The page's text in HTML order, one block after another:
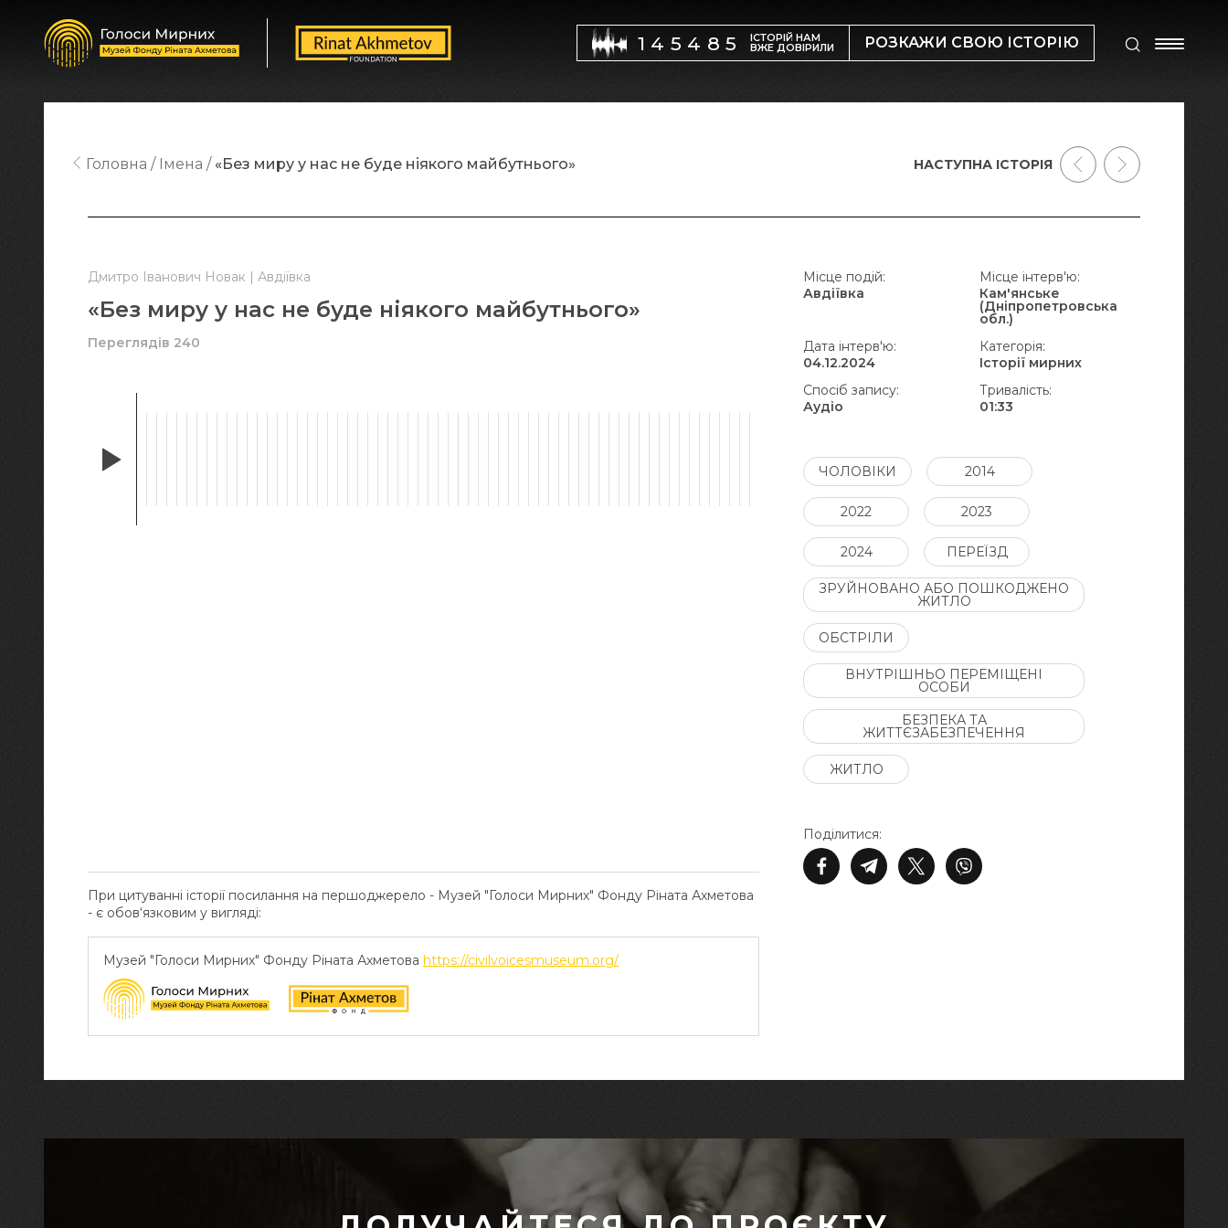
145485 ІСТОРІЙ НАМ
ВЖЕ ДОВІРИЛИ РОЗКАЖИ СВОЮ ІСТОРІЮ
Дмитро Іванович Новак | Авдіївка
«Без миру у нас не буде ніякого майбутнього»
Переглядів 240
При цитуванні історії посилання на першоджерело - Музей "Голоси Мирних" Фонду Ріната Ахметова
- є обов‘язковим у вигляді:
Музей "Голоси Мирних" Фонду Ріната Ахметова https://civilvoicesmuseum.org/
Головна Імена «Без миру у нас не буде ніякого майбутнього»
Поділитися:
Місце подій:
Авдіївка
Місце інтерв'ю:
Кам'янське
(Дніпропетровська
обл.)
Дата інтерв'ю:
04.12.2024
Категорія:
Історії мирних
Спосіб запису:
Аудіо
Тривалість:
01:33
ЧОЛОВІКИ 2014
2022 2023
2024 ПЕРЕЇЗД
ЗРУЙНОВАНО АБО ПОШКОДЖЕНО
ЖИТЛО
ОБСТРІЛИ
ВНУТРІШНЬО ПЕРЕМІЩЕНІ
ОСОБИ
БЕЗПЕКА ТА
ЖИТТЄЗАБЕЗПЕЧЕННЯ
ЖИТЛО
НАСТУПНА ІСТОРІЯ